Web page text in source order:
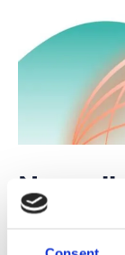
Consulting